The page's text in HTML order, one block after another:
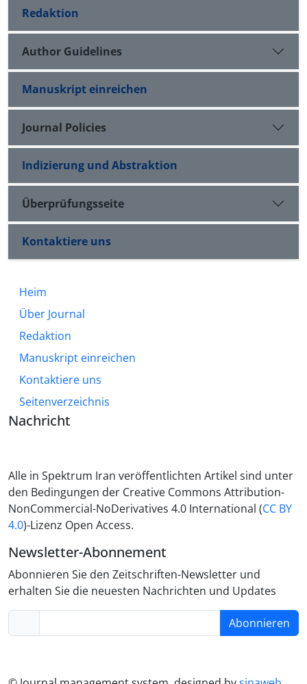
Redaktion
Author Guidelines
Manuskript einreichen
Journal Policies
Indizierung und Abstraktion
Überprüfungsseite
Kontaktiere uns
Heim
Über Journal
Redaktion
Manuskript einreichen
Kontaktiere uns
Seitenverzeichnis
Nachricht
Alle in Spektrum Iran veröffentlichten Artikel sind unter
den Bedingungen der Creative Commons Attribution-
NonCommercial-NoDerivatives 4.0 International (CC BY
4.0)-Lizenz Open Access.
Newsletter-Abonnement
Abonnieren Sie den Zeitschriften-Newsletter und
erhalten Sie die neuesten Nachrichten und Updates
Abonnieren